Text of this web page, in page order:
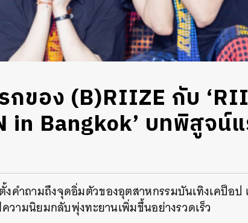
กของ (B)RIIZE กับ
in Bangkok’ บทพิสูจน์
งคำถามถึงจุดอิ่มตัวของอุตสาหกรรมบันเทิงเคป็อ
ามนิยมกลับพุ่งทะยานเพิ่มขึ้นอย่างรวดเร็ว